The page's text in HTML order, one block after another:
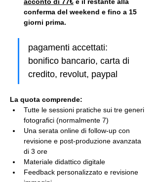
conferma del weekend e fino a 15
giorni prima.
pagamenti accettati:
bonifico bancario, carta di
credito, revolut, paypal
La quota comprende:
Tutte le sessioni pratiche sui tre generi
fotografici (normalmente 7)
Una serata online di follow-up con
revisione e post-produzione avanzata
di 3 ore
Materiale didattico digitale
Feedback personalizzato e revisione